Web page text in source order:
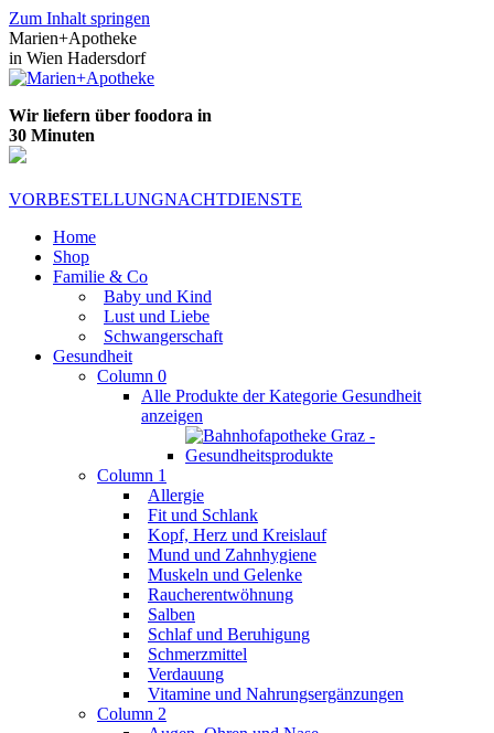
Zum Inhalt springen
Marien+Apotheke
in Wien Hadersdorf
Wir liefern über foodora in
30 Minuten
VORBESTELLUNGNACHTDIENSTE
Home
Shop
Familie & Co
Baby und Kind
Lust und Liebe
Schwangerschaft
Gesundheit
Column 0
Alle Produkte der Kategorie Gesundheit
anzeigen
Column 1
Allergie
Fit und Schlank
Kopf, Herz und Kreislauf
Mund und Zahnhygiene
Muskeln und Gelenke
Raucherentwöhnung
Salben
Schlaf und Beruhigung
Schmerzmittel
Verdauung
Vitamine und Nahrungsergänzungen
Column 2